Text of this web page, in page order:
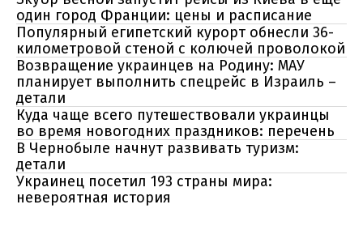
один город Франции: цены и расписание
Популярный египетский курорт обнесли 36-
километровой стеной с колючей проволокой
Возвращение украинцев на Родину: МАУ
планирует выполнить спецрейс в Израиль –
детали
Куда чаще всего путешествовали украинцы
во время новогодних праздников: перечень
В Чернобыле начнут развивать туризм:
детали
Украинец посетил 193 страны мира:
невероятная история